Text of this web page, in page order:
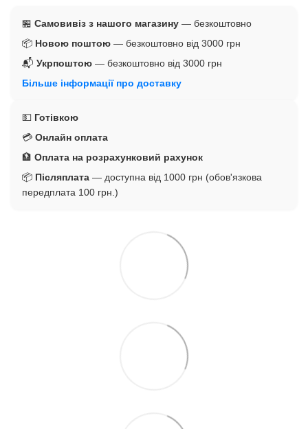
🏪 Самовивіз з нашого магазину — безкоштовно
📦 Новою поштою — безкоштовно від 3000 грн
📬 Укрпоштою — безкоштовно від 3000 грн
Більше інформації про доставку
💵 Готівкою
💳 Онлайн оплата
🏦 Оплата на розрахунковий рахунок
📦 Післяплата — доступна від 1000 грн (обов'язкова
передплата 100 грн.)